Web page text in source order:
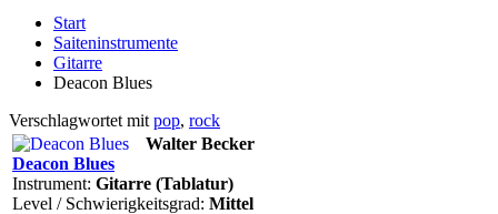
Start
Saiteninstrumente
Gitarre
Deacon Blues
Verschlagwortet mit pop, rock
Walter Becker
Deacon Blues
Instrument: Gitarre (Tablatur)
Level / Schwierigkeitsgrad: Mittel